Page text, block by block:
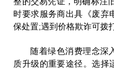
时要求服务商出具《废弃
保处置;遇到价格欺诈可拨
随着绿色消费理念深
质升级的重要途径。选择